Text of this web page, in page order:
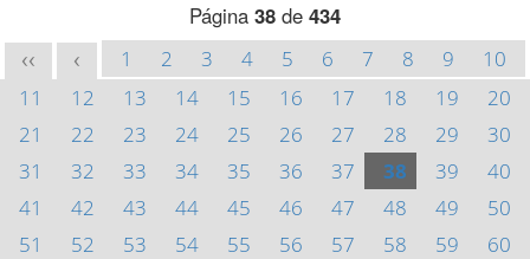
Página 38 de 434
<< < 1 2 3 4 5 6 7 8 9
10
11
12 13 14 15 16 17 18 19
20
21
22 23 24 25 26 27 28 29
30
31
32 33 34 35 36 37 38 39
40
41
42 43 44 45 46 47 48 49
50
51
52 53 54 55 56 57 58 59
60